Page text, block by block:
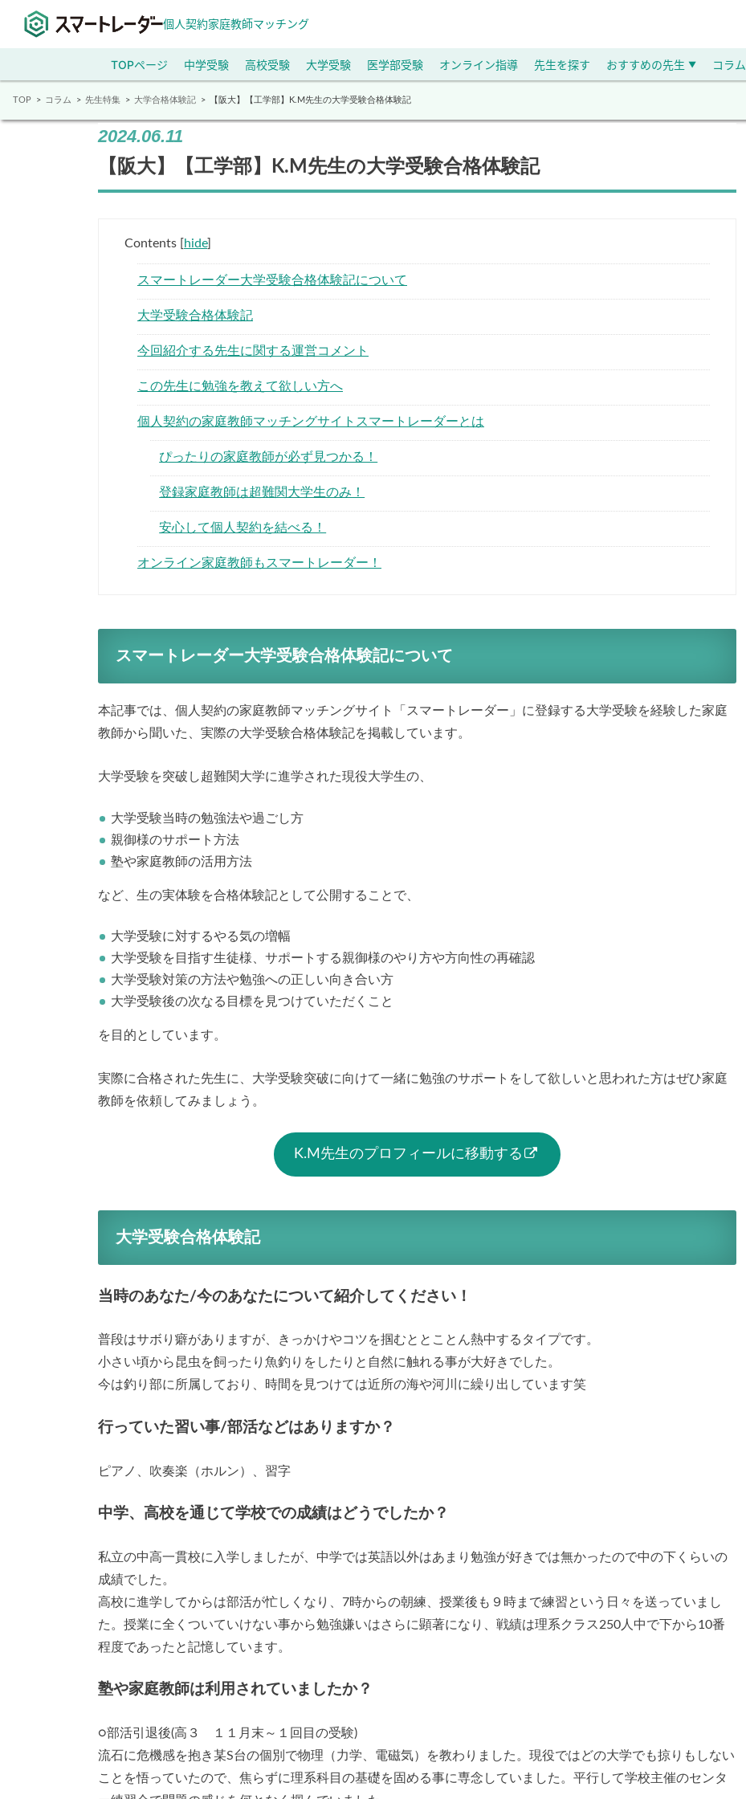
個人契約家庭教師マッチング
TOPページ 中学受験 高校受験 大学受験 医学部受験 オンライン指導 先生を探す おすすめの先生 ▼ コラム
TOP コラム 先生特集 大学合格体験記 【阪大】【工学部】K.M先生の大学受験合格体験記
2024.06.11
【阪大】【工学部】K.M先生の大学受験合格体験記
Contents [hide]
スマートレーダー大学受験合格体験記について
大学受験合格体験記
今回紹介する先生に関する運営コメント
この先生に勉強を教えて欲しい方へ
個人契約の家庭教師マッチングサイトスマートレーダーとは
ぴったりの家庭教師が必ず見つかる！
登録家庭教師は超難関大学生のみ！
安心して個人契約を結べる！
オンライン家庭教師もスマートレーダー！
スマートレーダー大学受験合格体験記について
本記事では、個人契約の家庭教師マッチングサイト「スマートレーダー」に登録する大学受験を経験した家庭
教師から聞いた、実際の大学受験合格体験記を掲載しています。
大学受験を突破し超難関大学に進学された現役大学生の、
大学受験当時の勉強法や過ごし方
親御様のサポート方法
塾や家庭教師の活用方法
など、生の実体験を合格体験記として公開することで、
大学受験に対するやる気の増幅
大学受験を目指す生徒様、サポートする親御様のやり方や方向性の再確認
大学受験対策の方法や勉強への正しい向き合い方
大学受験後の次なる目標を見つけていただくこと
を目的としています。
実際に合格された先生に、大学受験突破に向けて一緒に勉強のサポートをして欲しいと思われた方はぜひ家庭
教師を依頼してみましょう。
K.M先生のプロフィールに移動する
大学受験合格体験記
当時のあなた/今のあなたについて紹介してください！
普段はサボり癖がありますが、きっかけやコツを掴むととことん熱中するタイプです。
小さい頃から昆虫を飼ったり魚釣りをしたりと自然に触れる事が大好きでした。
今は釣り部に所属しており、時間を見つけては近所の海や河川に繰り出しています笑
行っていた習い事/部活などはありますか？
ピアノ、吹奏楽（ホルン）、習字
中学、高校を通じて学校での成績はどうでしたか？
私立の中高一貫校に入学しましたが、中学では英語以外はあまり勉強が好きでは無かったので中の下くらいの
成績でした。
高校に進学してからは部活が忙しくなり、7時からの朝練、授業後も９時まで練習という日々を送っていまし
た。授業に全くついていけない事から勉強嫌いはさらに顕著になり、戦績は理系クラス250人中で下から10番
程度であったと記憶しています。
塾や家庭教師は利用されていましたか？
○部活引退後(高３ １１月末～１回目の受験)
流石に危機感を抱き某S台の個別で物理（力学、電磁気）を教わりました。現役ではどの大学でも掠りもしない
ことを悟っていたので、焦らずに理系科目の基礎を固める事に専念していました。平行して学校主催のセンタ